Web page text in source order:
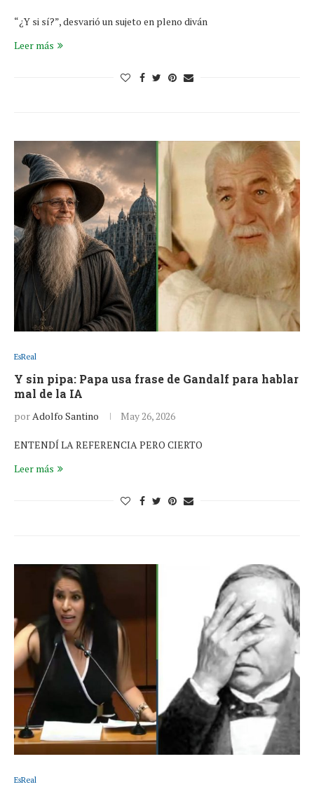
“¿Y si sí?”, desvarió un sujeto en pleno diván
Leer más
EsReal
Y sin pipa: Papa usa frase de Gandalf para hablar
mal de la IA
porAdolfo Santino May 26, 2026
ENTENDÍ LA REFERENCIA PERO CIERTO
Leer más
EsReal